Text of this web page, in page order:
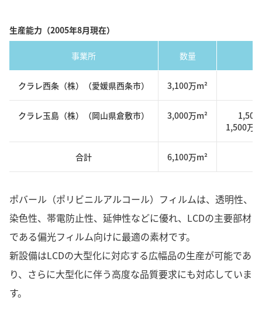
生産能力（2005年8月現在）
事業所 数量
クラレ西条（株）（愛媛県西条市） 3,100万m²
クラレ玉島（株）（岡山県倉敷市） 3,000万m²
1,500
1,500万
合計 6,100万m²
ポバール（ポリビニルアルコール）フィルムは、透明性、
染色性、帯電防止性、延伸性などに優れ、LCDの主要部材
である偏光フィルム向けに最適の素材です。
新設備はLCDの大型化に対応する広幅品の生産が可能であ
り、さらに大型化に伴う高度な品質要求にも対応していま
す。